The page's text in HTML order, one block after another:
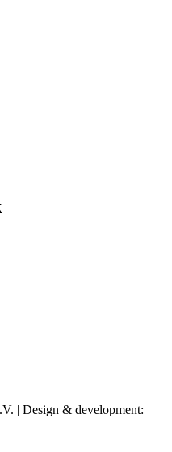
| Design & development: